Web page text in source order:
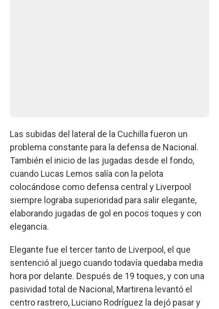
Las subidas del lateral de la Cuchilla fueron un
problema constante para la defensa de Nacional.
También el inicio de las jugadas desde el fondo,
cuando Lucas Lemos salía con la pelota
colocándose como defensa central y Liverpool
siempre lograba superioridad para salir elegante,
elaborando jugadas de gol en pocos toques y con
elegancia.
Elegante fue el tercer tanto de Liverpool, el que
sentenció al juego cuando todavía quedaba media
hora por delante. Después de 19 toques, y con una
pasividad total de Nacional, Martirena levantó el
centro rastrero, Luciano Rodríguez la dejó pasar y